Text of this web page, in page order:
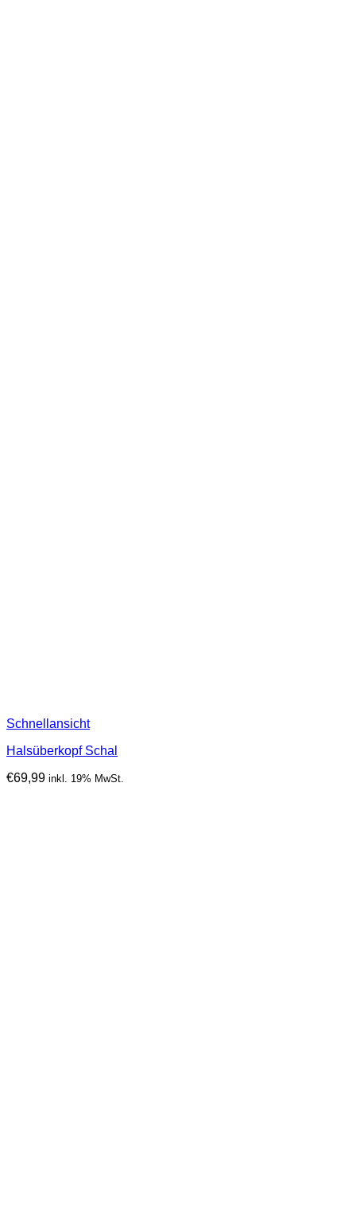
Schnellansicht
Halsüberkopf Schal
€69,99 inkl. 19% MwSt.